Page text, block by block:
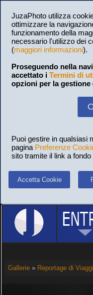
JuzaPhoto utilizza
ottimizzare la
funzionamento della
necessario l'utilizzo dei
(maggiori informazioni).
Proseguendo nella
accettato i Termini di
opzioni per la gestione
Puoi gestire in qualsiasi
pagina Preferenze
sito tramite il link a
Accetta Cookie
Gallerie» Reportage di